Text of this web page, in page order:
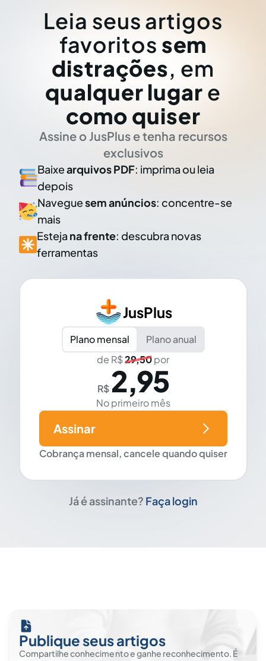
Leia seus artigos
favoritos sem
distrações, em
qualquer lugar e
como quiser
Assine o JusPlus e tenha recursos
exclusivos
Baixearquivos PDF: imprima ou leia
depois
Naveguesem anúncios: concentre-se
mais
Esteja na frente: descubra novas
ferramentas
JusPlus
Plano mensal
Plano anual
de R$29,50por
R$ 2,95
No primeiro mês
Cobrança mensal, cancele quando quiser
Assinar
Já é assinante? Faça login
Publique seus artigos
Compartilhe conhecimento e ganhe reconhecimento. É